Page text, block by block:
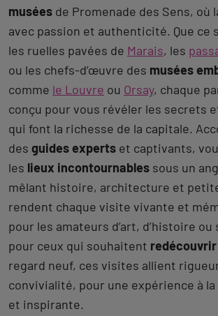
musées de Promenade des Sens, où
avec passion et authenticité. Que ce
les ruelles pavées de Marais, les
ou les chefs-d’œuvre des musées
comme le Louvre ou Orsay, chaque
conçu pour vous révéler les secrets
qui font la richesse de la capitale.
des guides experts et captivants,
les lieux incontournables sous un
mêlant histoire, architecture et
rendent chaque visite vivante et
pour les amateurs d’art, d’histoire
pour ceux qui souhaitent
regard neuf, ces visites allient
convivialité, pour une expérience à
et inspirante.